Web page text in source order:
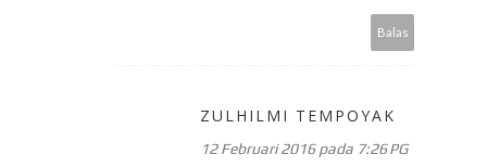
Balas
ZULHILMI TEMPOYAK
12 Februari 2016 pada 7:26 PG